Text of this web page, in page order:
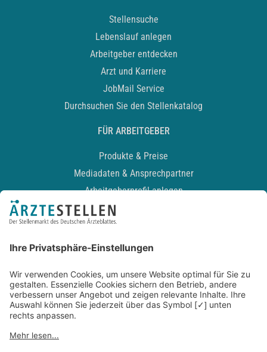
Stellensuche
Lebenslauf anlegen
Arbeitgeber entdecken
Arzt und Karriere
JobMail Service
Durchsuchen Sie den Stellenkatalog
FÜR ARBEITGEBER
Produkte & Preise
Mediadaten & Ansprechpartner
Arbeitgeberprofil anlegen
Recruiting-Podcast
Kontakt
Datenschutz
Newsletter